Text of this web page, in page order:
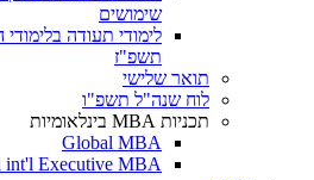
שימושים
לימודי תעודה
תשפ"ז
תואר שלישי
לוח שנה"ל תשפ"ו
תכניות MBA בינלאומיות
Global MBA
int'l Executive MBA